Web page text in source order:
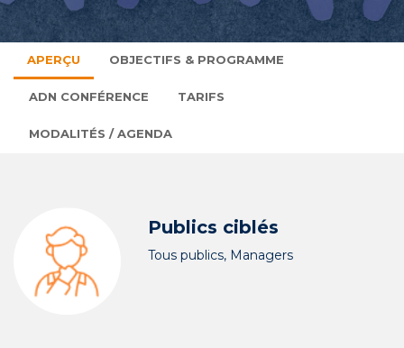
APERÇU OBJECTIFS & PROGRAMME
ADN CONFÉRENCE TARIFS
MODALITÉS / AGENDA
Publics ciblés
Tous publics, Managers